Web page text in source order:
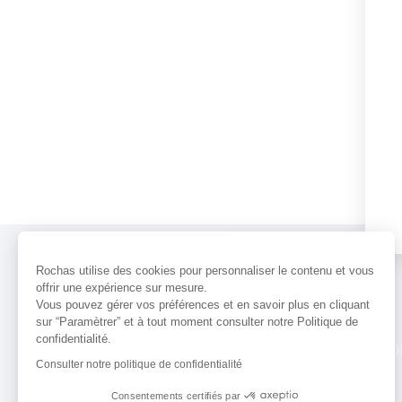
Rochas utilise des cookies pour personnaliser le contenu et vous
offrir une expérience sur mesure.
Vous pouvez gérer vos préférences et en savoir plus en cliquant
sur “Paramètrer” et à tout moment consulter notre Politique de
confidentialité.
Consulter notre politique de confidentialité
Consentements certifiés par